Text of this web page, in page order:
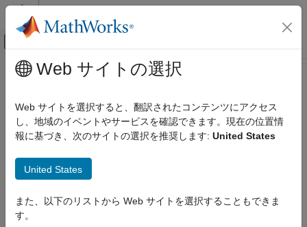
コンテンツへスキップ
オフキャンバス ナビゲーション メ
ドキュメンテーションのホーム
カテゴリ
Data Acquisition Toolbox
Get Started with Data Acquisition
Toolbox
Analog Input and Output
Digital Input and Output
メインコンテンツ
Web サイトの選択
Web サイトを選択すると、翻訳されたコンテンツにアクセス
し、地域のイベントやサービスを確認できます。現在の位置情
報に基づき、次のサイトの選択を推奨します: United States
United States
また、以下のリストから Web サイトを選択することもできま
す。